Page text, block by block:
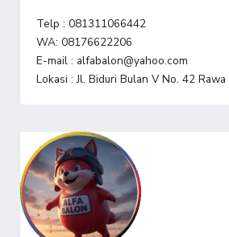
Telp : 081311066442
WA: 08176622206
E-mail : alfabalon@yahoo.com
Lokasi : Jl. Biduri Bulan V No. 42